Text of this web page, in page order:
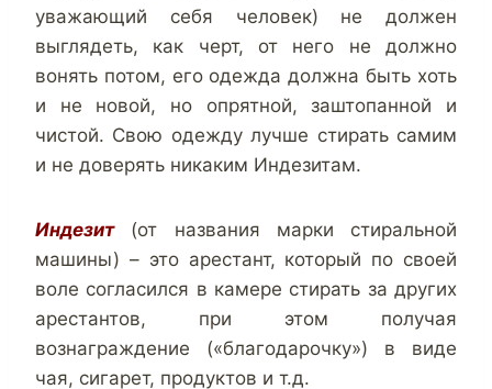
уважающий себя человек) не должен
выглядеть, как черт, от него не должно
вонять потом, его одежда должна быть хоть
и не новой, но опрятной, заштопанной и
чистой. Свою одежду лучше стирать самим
и не доверять никаким Индезитам.
Индезит(от названия марки стиральной
машины) – это арестант, который по своей
воле согласился в камере стирать за других
арестантов, при этом получая
вознаграждение («благодарочку») в виде
чая, сигарет, продуктов и т.д.